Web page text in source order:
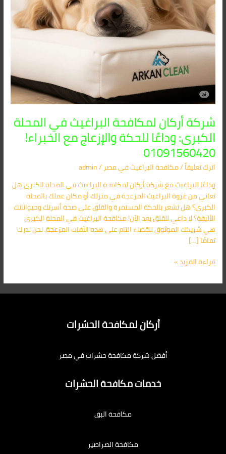
شركة أركان لمكافحة البراغيث في المحلة
الكبرى: وداعًا للحكة والإزعاج مع الخبراء!
01091560420
اترك تعليقاً/مكافحة البراغيث​ في مصر/
admin
وداعًا للبراغيث مع شركة أركان لمكافحة البراغيث في المحلة الكبرى هل
تعاني من غزوة البراغيث المزعجة في منزلك أو مكان عملك بالمحلة
الكبرى؟ هل تشعر بالحكة المستمرة والقلق على صحة أسرتك وحيواناتك
الأليفة؟ لا داعي للقلق بعد الآن! مكافحة البراغيث في المحلة الكبرى
هي شريكك الموثوق للقضاء التام على هذه الآفات المزعجة. نحن ندرك
تمامًا […]
والإزعاج
مع
الخبراء!
01091560420
قراءة المزيد »
أركان لمكافحة الحشرات
أفضل شركة مكافحة حشرات في مصر
خدمات مكافحة الحشرات
مكافحة البق
مكافحة الصراصير